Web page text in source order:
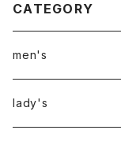
CATEGORY
men's
アウター
lady's